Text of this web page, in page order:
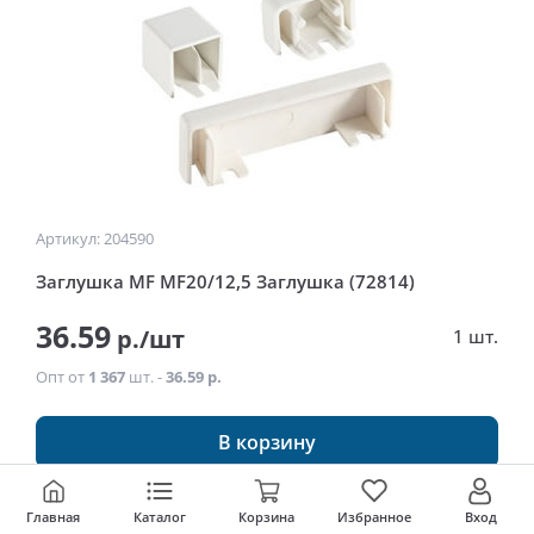
Главная Каталог Вход
Избранное
Корзина
Артикул: 204590
Заглушка MF MF20/12,5 Заглушка (72814)
36.59 р./шт 1 шт.
Опт от 1 367 шт. -36.59 р.
В корзину